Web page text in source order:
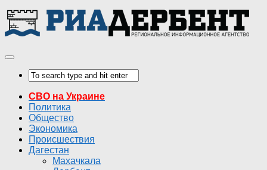
СВО на Украине
Политика
Общество
Экономика
Происшествия
Дагестан
Махачкала